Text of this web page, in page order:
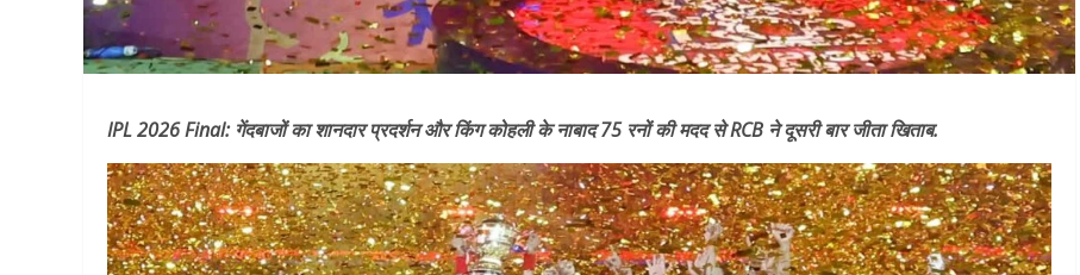
IPL 2026 Final: गेंदबाजों का शानदार प्रदर्शन और किंग कोहली के नाबाद 75 रनों की मदद से RCB ने दूसरी बार जीता खिताब.